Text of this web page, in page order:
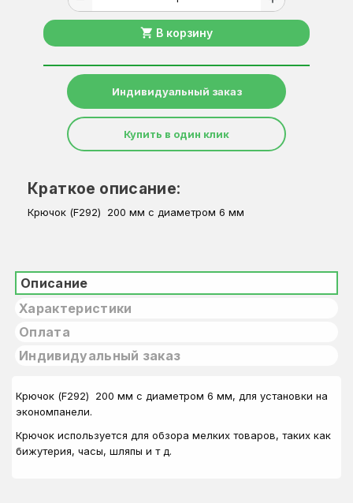
shopping_cart В корзину
Индивидуальный заказ
Купить в один клик
Краткое описание:
Крючок (F292) 200 мм с диаметром 6 мм
Описание
Характеристики
Оплата
Индивидуальный заказ
Крючок (F292) 200 мм с диаметром 6 мм, для установки на
экономпанели.
Крючок используется для обзора мелких товаров, таких как
бижутерия, часы, шляпы и т д.